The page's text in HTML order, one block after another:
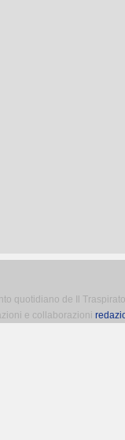
quotidiano de Il
e collaborazioni